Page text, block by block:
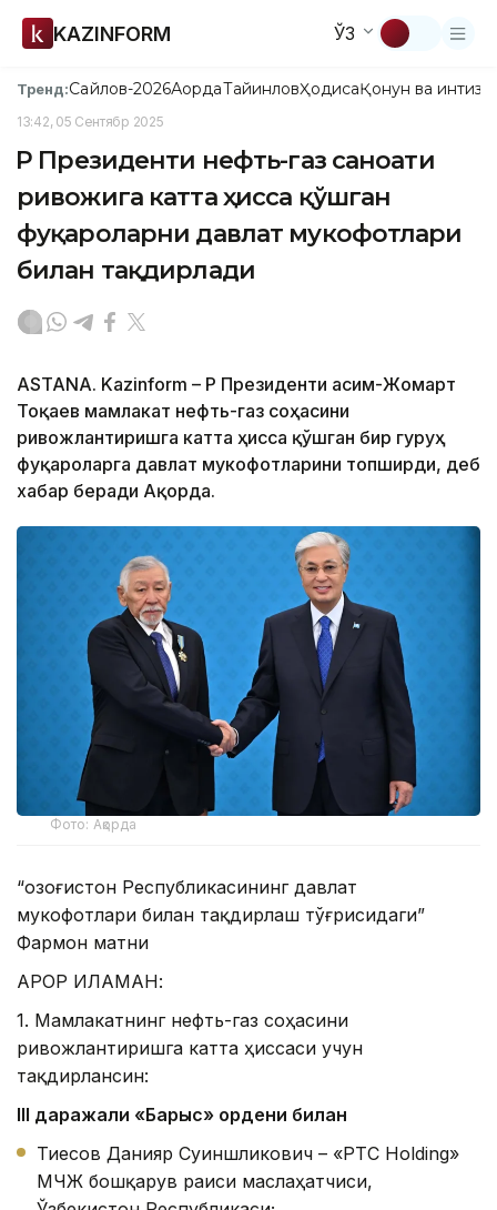
KAZINFORM ЎЗ
Тренд:Сайлов-2026АқордаТайинловҲодисаҚонун ва
13:42, 05 Сентябр 2025
ҚР Президенти нефть-газ саноати
ривожига катта ҳисса қўшган
фуқароларни давлат мукофотлари
билан тақдирлади
ASTANA. Kazinform – ҚР Президенти Қасим-Жомарт
Тоқаев мамлакат нефть-газ соҳасини
ривожлантиришга катта ҳисса қўшган бир гуруҳ
фуқароларга давлат мукофотларини топширди, деб
хабар беради Ақорда.
Фото: Ақорда
“Қозоғистон Республикасининг давлат
мукофотлари билан тақдирлаш тўғрисидаги”
Фармон матни
ҚАРОР ҚИЛАМАН:
1. Мамлакатнинг нефть-газ соҳасини
ривожлантиришга катта ҳиссаси учун
тақдирлансин:
III даражали «Барыс» ордени билан
Тиесов Данияр Суиншликович – «PTC Holding»
МЧЖ бошқарув раиси маслаҳатчиси,